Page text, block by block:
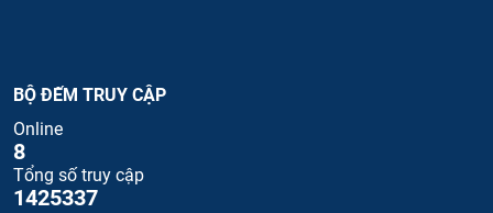
BỘ ĐẾM TRUY CẬP
Online
8
Tổng số truy cập
1425337